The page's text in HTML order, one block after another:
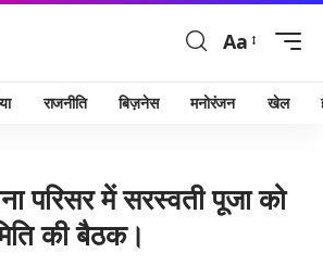
Aa
राजनीति बिज़नेस मनोरंजन खेल
परिसर में सरस्वती पूजा को
की बैठक।